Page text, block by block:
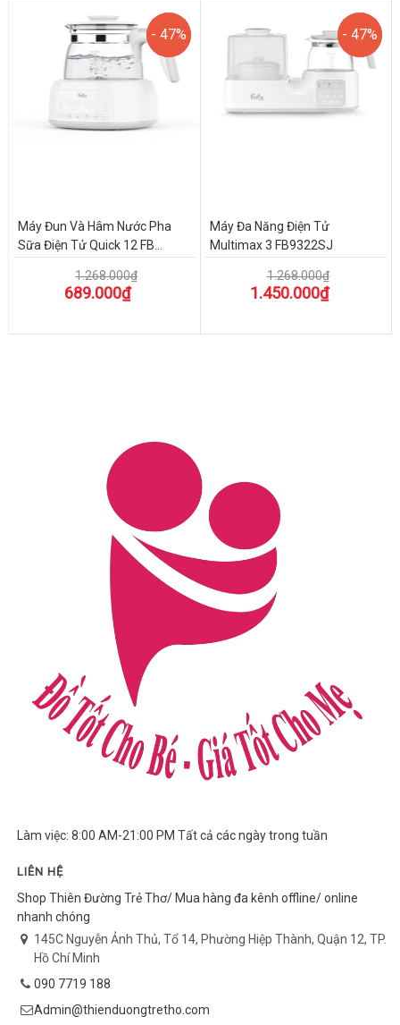
- 47%
Máy Đun Và Hâm Nước Pha
Sữa Điện Tử Quick 12 FB...
1.268.000₫
689.000₫
- 47% - 47%
Máy Đa Năng Điện Tử
Multimax 3 FB9322SJ
1.268.000₫
1.450.000₫
- 47%
Làm việc: 8:00 AM-21:00 PM Tất cả các ngày trong tuần
LIÊN HỆ
Shop Thiên Đường Trẻ Thơ/ Mua hàng đa kênh offline/ online
nhanh chóng
145C Nguyễn Ảnh Thủ, Tổ 14, Phường Hiệp Thành, Quận 12, TP.
Hồ Chí Minh
090 7719 188
Admin@thienduongtretho.com